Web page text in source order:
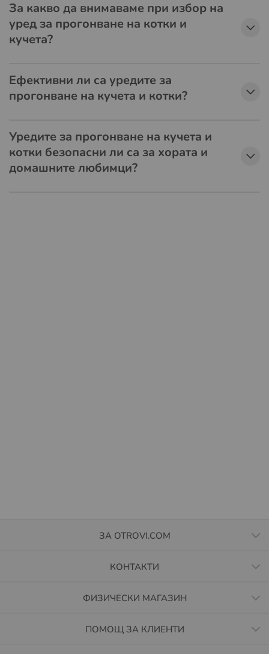
За какво да внимаваме при избор на
уред за прогонване на котки и
кучета?
Ефективни ли са уредите за
прогонване на кучета и котки?
Уредите за прогонване на кучета и
котки безопасни ли са за хората и
домашните любимци?
ЗА OTROVI.COM
КОНТАКТИ
ФИЗИЧЕСКИ МАГАЗИН
ПОМОЩ ЗА КЛИЕНТИ